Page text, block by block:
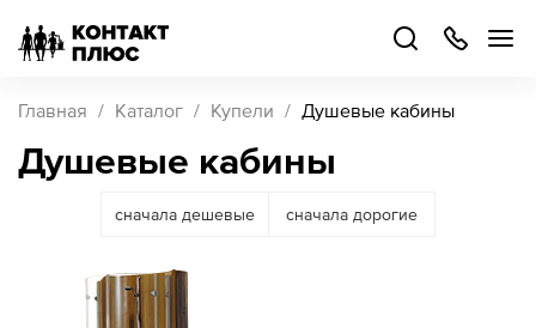
Главная Каталог Купели Душевые кабины
Душевые кабины
сначала дешевые сначала дорогие
499
504-
48
Каталог
партнером